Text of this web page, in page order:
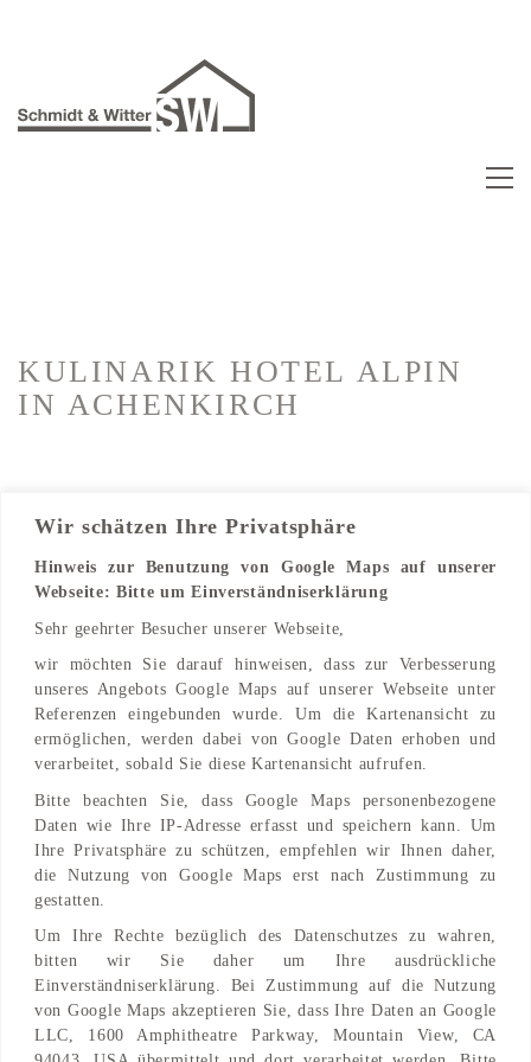
Wir schätzen Ihre Privatsphäre
Hinweis zur Benutzung von Google Maps auf unserer
Webseite: Bitte um Einverständniserklärung
Sehr geehrter Besucher unserer Webseite,
wir möchten Sie darauf hinweisen, dass zur Verbesserung
unseres Angebots Google Maps auf unserer Webseite unter
Referenzen eingebunden wurde. Um die Kartenansicht zu
ermöglichen, werden dabei von Google Daten erhoben und
verarbeitet, sobald Sie diese Kartenansicht aufrufen.
Bitte beachten Sie, dass Google Maps personenbezogene
Daten wie Ihre IP-Adresse erfasst und speichern kann. Um
Ihre Privatsphäre zu schützen, empfehlen wir Ihnen daher,
die Nutzung von Google Maps erst nach Zustimmung zu
gestatten.
Um Ihre Rechte bezüglich des Datenschutzes zu wahren,
bitten wir Sie daher um Ihre ausdrückliche
Einverständniserklärung. Bei Zustimmung auf die Nutzung
von Google Maps akzeptieren Sie, dass Ihre Daten an Google
LLC, 1600 Amphitheatre Parkway, Mountain View, CA
KULINARIK HOTEL ALPIN
IN ACHENKIRCH
Trockenbau
Adresse
Achenkirch 35
6215 Achenkirch, AT
Find on Map